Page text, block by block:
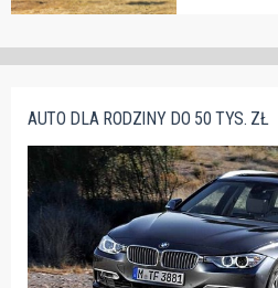
AUTO DLA RODZINY DO 50 TYS. ZŁ